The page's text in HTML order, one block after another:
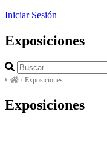
Iniciar Sesión
Exposiciones
/ Exposiciones
Exposiciones